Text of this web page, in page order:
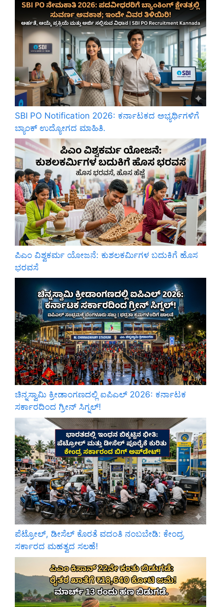
SBI PO Notification 2026: ಕರ್ನಾಟಕದ ಅಭ್ಯರ್ಥಿಗಳಿಗೆ
ಬ್ಯಾಂಕ್ ಉದ್ಯೋಗದ ಮಾಹಿತಿ.
ಪಿಎಂ ವಿಶ್ವಕರ್ಮ ಯೋಜನೆ: ಕುಶಲಕರ್ಮಿಗಳ ಬದುಕಿಗೆ ಹೊಸ
ಭರವಸೆ
ಚಿನ್ನಸ್ವಾಮಿ ಕ್ರೀಡಾಂಗಣದಲ್ಲಿ ಐಪಿಎಲ್ 2026: ಕರ್ನಾಟಕ
ಸರ್ಕಾರದಿಂದ ಗ್ರೀನ್ ಸಿಗ್ನಲ್!
ಪೆಟ್ರೋಲ್, ಡೀಸೆಲ್ ಕೊರತೆ ವದಂತಿ ನಂಬಬೇಡಿ: ಕೇಂದ್ರ
ಸರ್ಕಾರದ ಮಹತ್ವದ ಸಲಹೆ!